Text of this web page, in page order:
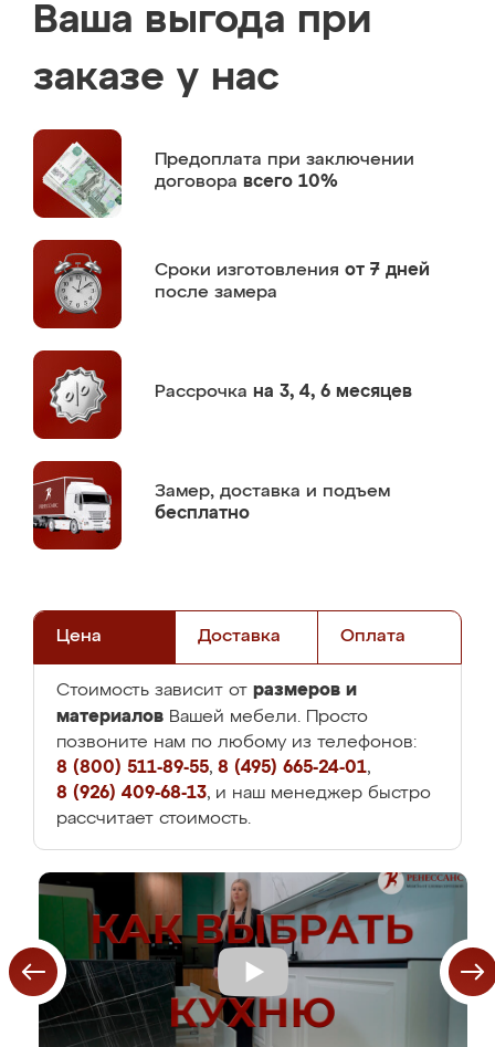
Ваша выгода при
заказе у нас
Предоплата при заключении
договора всего 10%
Сроки изготовления от 7 дней
после замера
Рассрочка на 3, 4, 6 месяцев
Замер, доставка и подъем
бесплатно
Цена Доставка Оплата
Стоимость зависит от размеров и
материалов Вашей мебели. Просто
позвоните нам по любому из телефонов:
8 (800) 511-89-55, 8 (495) 665-24-01,
8 (926) 409-68-13, и наш менеджер быстро
рассчитает стоимость.